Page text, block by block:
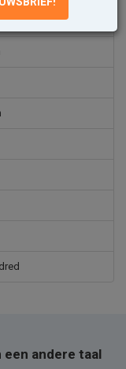
een andere taal